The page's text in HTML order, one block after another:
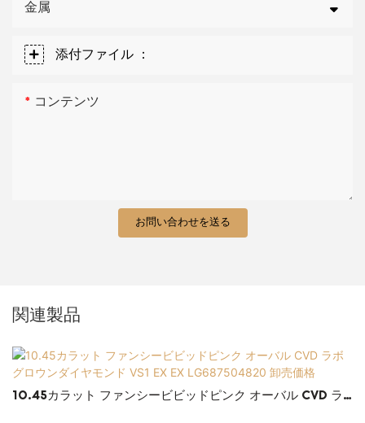
金属
添付ファイル ：
コンテンツ
お問い合わせを送る
関連製品
10.45カラット ファンシービビッドピンク オーバル CVD ラ